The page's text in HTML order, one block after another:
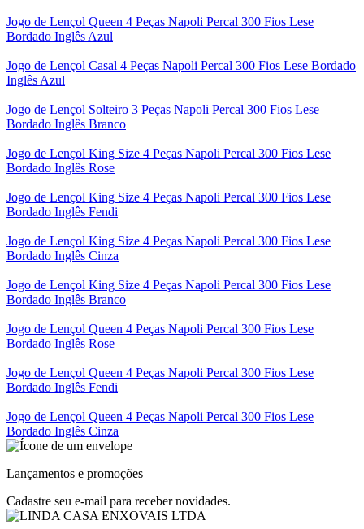
Jogo de Lençol Queen 4 Peças Napoli Percal 300 Fios Lese
Bordado Inglês Azul
Jogo de Lençol Casal 4 Peças Napoli Percal 300 Fios Lese Bordado
Inglês Azul
Jogo de Lençol Solteiro 3 Peças Napoli Percal 300 Fios Lese
Bordado Inglês Branco
Jogo de Lençol King Size 4 Peças Napoli Percal 300 Fios Lese
Bordado Inglês Rose
Jogo de Lençol King Size 4 Peças Napoli Percal 300 Fios Lese
Bordado Inglês Fendi
Jogo de Lençol King Size 4 Peças Napoli Percal 300 Fios Lese
Bordado Inglês Cinza
Jogo de Lençol King Size 4 Peças Napoli Percal 300 Fios Lese
Bordado Inglês Branco
Jogo de Lençol Queen 4 Peças Napoli Percal 300 Fios Lese
Bordado Inglês Rose
Jogo de Lençol Queen 4 Peças Napoli Percal 300 Fios Lese
Bordado Inglês Fendi
Jogo de Lençol Queen 4 Peças Napoli Percal 300 Fios Lese
Bordado Inglês Cinza
Lançamentos e promoções
Cadastre seu e-mail para receber novidades.